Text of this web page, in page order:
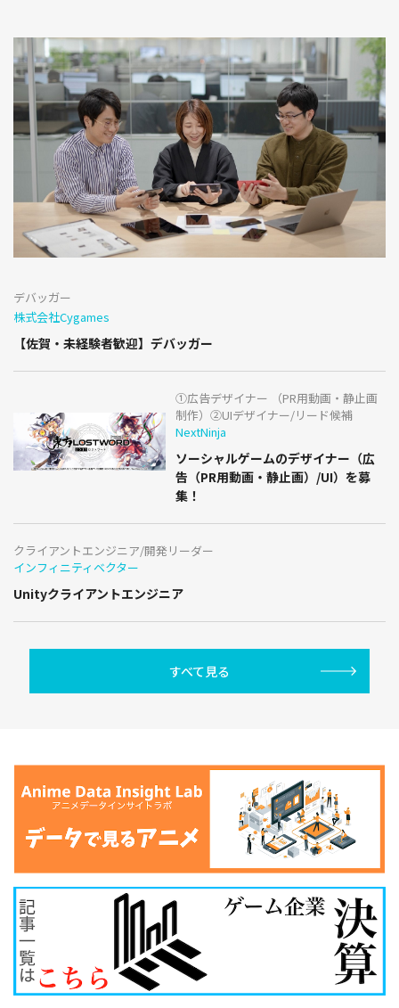
デバッガー
株式会社Cygames
【佐賀・未経験者歓迎】デバッガー
①広告デザイナー （PR用動画・静止画
制作）②UIデザイナー/リード候補
NextNinja
ソーシャルゲームのデザイナー（広
告（PR用動画・静止画）/UI）を募
集！
クライアントエンジニア/開発リーダー
インフィニティベクター
Unityクライアントエンジニア
すべて見る